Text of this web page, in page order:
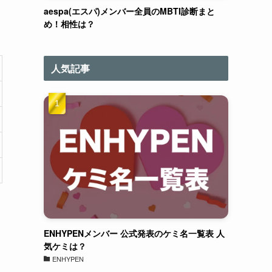
aespa(エスパ)メンバー全員のMBTI診断まと
め！相性は？
人気記事
ENHYPENメンバー 公式発表のケミ名一覧表 人
気ケミは？
ENHYPEN